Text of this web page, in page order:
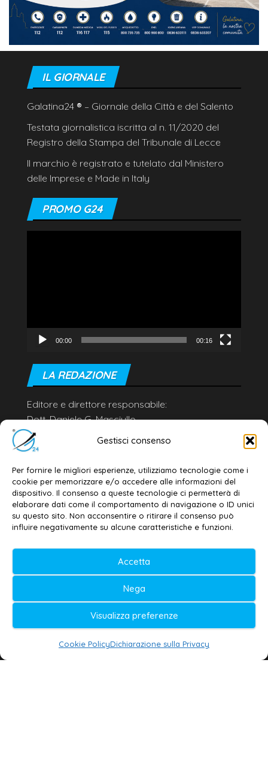
Gestisci consenso
Per fornire le migliori esperienze, utilizziamo tecnologie come i
cookie per memorizzare e/o accedere alle informazioni del
dispositivo. Il consenso a queste tecnologie ci permetterà di
elaborare dati come il comportamento di navigazione o ID unici
su questo sito. Non acconsentire o ritirare il consenso può
influire negativamente su alcune caratteristiche e funzioni.
Accetta
Nega
Visualizza preferenze
Cookie PolicyDichiarazione sulla Privacy
IL GIORNALE
Galatina24 ® – Giornale della Città e del Salento
Testata giornalistica iscritta al n. 11/2020 del
Registro della Stampa del Tribunale di Lecce
Il marchio è registrato e tutelato dal Ministero
delle Imprese e Made in Italy
PROMO G24
00:00 00:16
LA REDAZIONE
Editore e direttore responsabile:
Dott. Daniele G. Masciullo
Email:
redazione@galatina24.it
Privacy policy–Cookie policy
© 2020-2026 | Galatina24 ®
Testata iscritta al n. 11/2020 Registro della
Stampa Tribunale di Lecce
Editore e direttore responsabile:
Daniele G. Masciullo
Galatina24 è marchio registrato dal Ministero
delle Imprese